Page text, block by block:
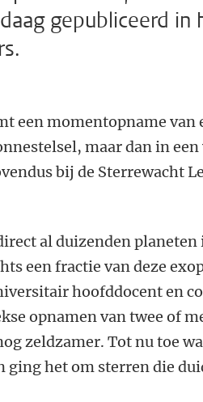
gepubliceerd in
een momentopname van
maar dan in
bij de Sterrewacht
al duizenden
een fractie van deze
hoofddocent en
opnamen van twee of
zeldzamer. Tot nu toe
ging het om sterren die